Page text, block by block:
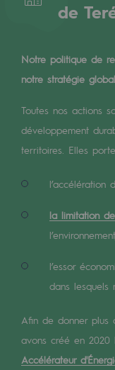
Une
Notre
Une
Notre
Indicateurs
de
Notre politique de
notre stratégie
Toutes nos actions
développement
territoires. Elles
l’accélération
la limitation
l’environnement,
l’essor
dans lesquels
Afin de donner plus
avons créé en
Accélérateur